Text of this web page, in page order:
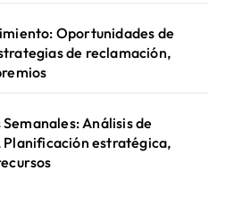
Oportunidades de
de reclamación,
Análisis de
Planificación estratégica,